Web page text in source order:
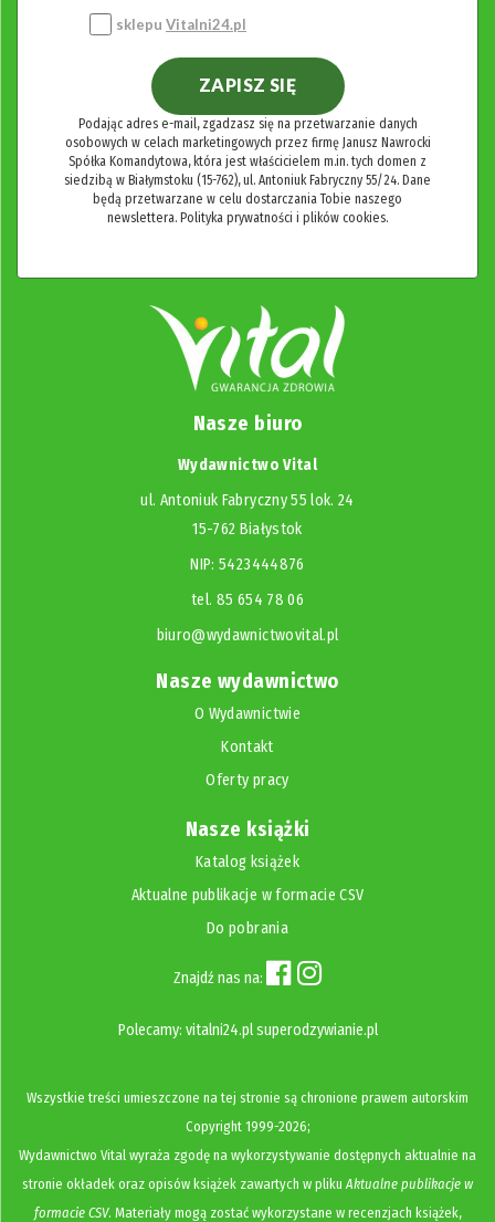
sklepu Vitalni24.pl
ZAPISZ SIĘ
Podając adres e-mail, zgadzasz się na przetwarzanie danych
osobowych w celach marketingowych przez firmę Janusz Nawrocki
Spółka Komandytowa, która jest właścicielem m.in. tych domen z
siedzibą w Białymstoku (15-762), ul. Antoniuk Fabryczny 55/24. Dane
będą przetwarzane w celu dostarczania Tobie naszego
newslettera. Polityka prywatności i plików cookies.
Nasze biuro
Wydawnictwo Vital
ul. Antoniuk Fabryczny 55 lok. 24
15-762 Białystok
NIP: 5423444876
tel. 85 654 78 06
biuro@wydawnictwovital.pl
Nasze wydawnictwo
O Wydawnictwie
Kontakt
Oferty pracy
Nasze książki
Katalog książek
Aktualne publikacje w formacie CSV
Do pobrania
Znajdź nas na:
Polecamy: vitalni24.pl superodzywianie.pl
Wszystkie treści umieszczone na tej stronie są chronione prawem autorskim
Copyright1999-2026;
Wydawnictwo Vital wyraża zgodę na wykorzystywanie dostępnych aktualnie na
stronie okładek oraz opisów książek zawartych w pliku Aktualne publikacje w
formacie CSV. Materiały mogą zostać wykorzystane w recenzjach książek,